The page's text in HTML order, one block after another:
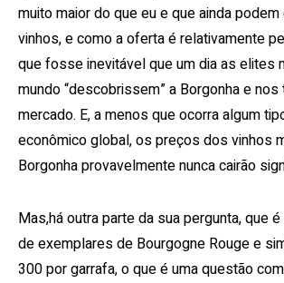
muito maior do que eu e que ainda
vinhos, e como a oferta é relativamente
que fosse inevitável que um dia as elites
mundo “descobrissem” a Borgonha e
mercado. E, a menos que ocorra algum
econômico global, os preços dos vinhos
Borgonha provavelmente nunca cairão
Mas,há outra parte da sua pergunta, que
de exemplares de Bourgogne Rouge e
300 por garrafa, o que é uma questão